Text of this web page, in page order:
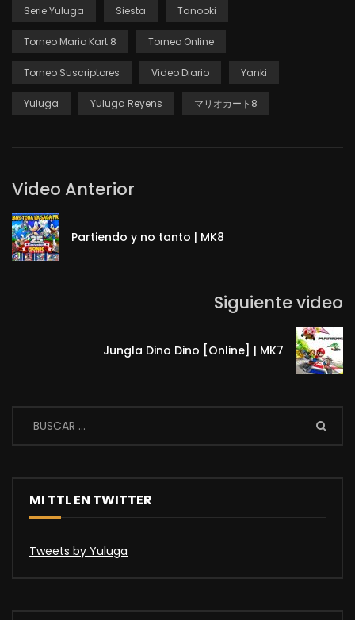
Serie Yuluga Siesta Tanooki
Torneo Mario Kart 8 Torneo Online
Torneo Suscriptores Video Diario Yanki
Yuluga Yuluga Reyens マリオカート8
Video Anterior
Partiendo y no tanto | MK8
Siguiente video
Jungla Dino Dino [Online] | MK7
MI TTL EN TWITTER
Tweets by Yuluga